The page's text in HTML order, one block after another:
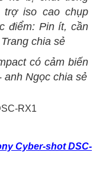
iso cao chụp
điểm: Pin ít, cần
chia sẻ
có cảm biến
anh Ngọc chia sẻ
Cyber-shot DSC-